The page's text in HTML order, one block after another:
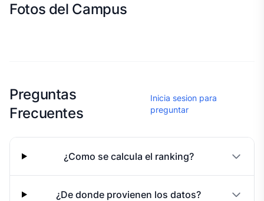
Fotos del Campus
Preguntas
Frecuentes
Inicia sesion para
preguntar
¿Como se calcula el ranking?
¿De donde provienen los datos?